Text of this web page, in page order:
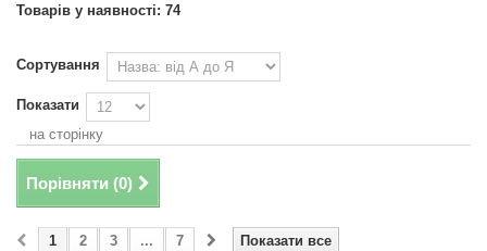
Товарів у наявності: 74
Сортування
Показати
на сторінку
Порівняти (0)
Показати все
1 2 3 ... 7